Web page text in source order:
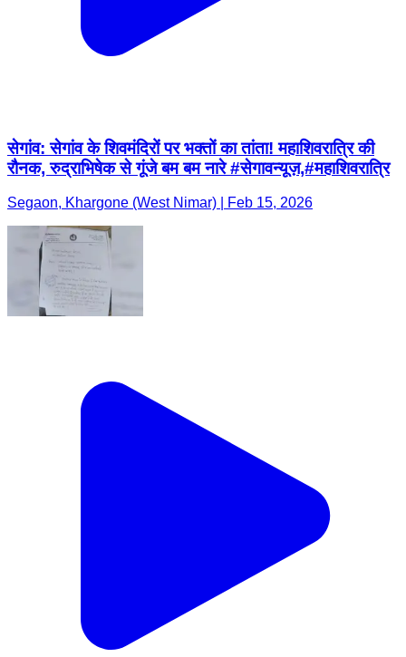
सेगांव: सेगांव के शिवमंदिरों पर भक्तों का तांता! महाशिवरात्रि की
रौनक, रुद्राभिषेक से गूंजे बम बम नारे #सेगावन्यूज़,#महाशिवरात्रि
Segaon, Khargone (West Nimar) | Feb 15, 2026